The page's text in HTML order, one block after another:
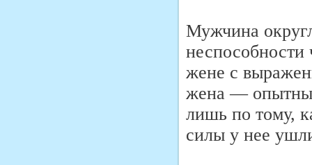
Мужчина
неспособности
жене с
жена —
лишь по тому,
силы у нее